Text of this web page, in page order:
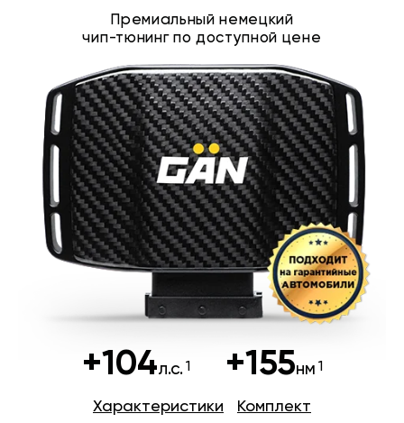
Премиальный немецкий
чип-тюнинг по доступной цене
+104л.с. +155нм
Характеристики Комплект